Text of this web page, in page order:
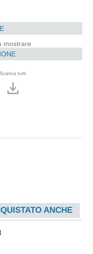
mostrare
Scarica tutti
download
ANCHE